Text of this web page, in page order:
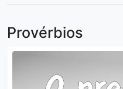
Provérbios